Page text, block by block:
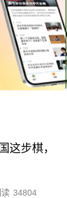
这步棋，
34804